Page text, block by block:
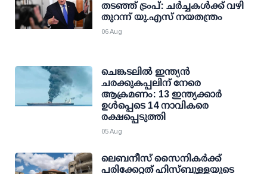
തടഞ്ഞ് ട്രംപ്: ചര്‍ച്ചകള്‍ക്ക് വഴി
തുറന്ന് യു.എസ് നയതന്ത്രം
06 Aug
ചെങ്കടലില്‍ ഇന്ത്യന്‍
ചരക്കുകപ്പലിന് നേരെ
ആക്രമണം: 13 ഇന്ത്യക്കാര്‍
ഉള്‍പ്പെടെ 14 നാവികരെ
രക്ഷപ്പെടുത്തി
05 Aug
ലെബനീസ് സൈനികർക്ക്
പരിക്കേറ്റത് ഹിസ്ബുള്ളയുടെ